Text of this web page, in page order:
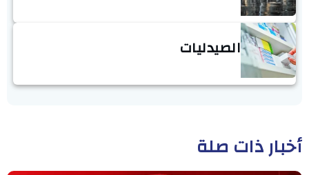
الصيدليات
أخبار ذات صلة